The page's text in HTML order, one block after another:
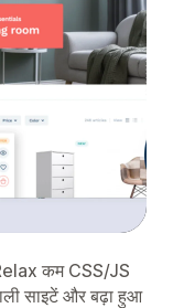
कम CSS/JS
साइटें और बढ़ा हुआ